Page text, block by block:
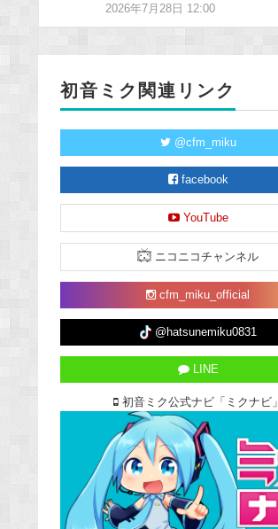
2026年7月28日 12:00
初音ミク関連リンク
@cfm_miku
facebook
YouTube
ニコニコチャンネル
cfm_miku_official
@hatsunemiku0831
LINE
初音ミク公式ナビ「ミクナビ」